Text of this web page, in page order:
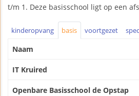
t/m 1. Deze basisschool ligt op een
kinderopvang basis voortgezet
Naam
IT Kruired
Openbare Basisschool de Opstap